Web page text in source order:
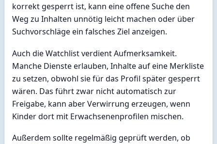
korrekt gesperrt ist, kann eine offene Suche den
Weg zu Inhalten unnötig leicht machen oder über
Suchvorschläge ein falsches Ziel anzeigen.
Auch die Watchlist verdient Aufmerksamkeit.
Manche Dienste erlauben, Inhalte auf eine Merkliste
zu setzen, obwohl sie für das Profil später gesperrt
wären. Das führt zwar nicht automatisch zur
Freigabe, kann aber Verwirrung erzeugen, wenn
Kinder dort mit Erwachsenenprofilen mischen.
Außerdem sollte regelmäßig geprüft werden, ob